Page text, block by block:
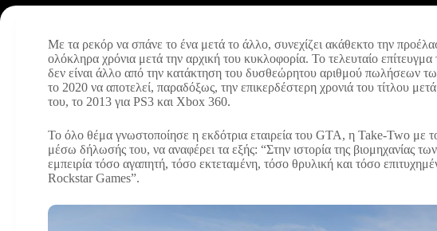
Με τα ρεκόρ να σπάνε το ένα μετά το άλλο, συνεχίζει ακάθεκτο την
ολόκληρα χρόνια μετά την αρχική του κυκλοφορία. Το τελευταίο
δεν είναι άλλο από την κατάκτηση του δυσθεώρητου αριθμού πωλήσεων
το 2020 να αποτελεί, παραδόξως, την επικερδέστερη χρονιά του τίτλου
του, το 2013 για PS3 και Xbox 360.
Το όλο θέμα γνωστοποίησε η εκδότρια εταιρεία του GTA, η Take-Two με
μέσω δήλωσής του, να αναφέρει τα εξής: “Στην ιστορία της βιομηχανίας των
εμπειρία τόσο αγαπητή, τόσο εκτεταμένη, τόσο θρυλική και τόσο
Rockstar Games”.